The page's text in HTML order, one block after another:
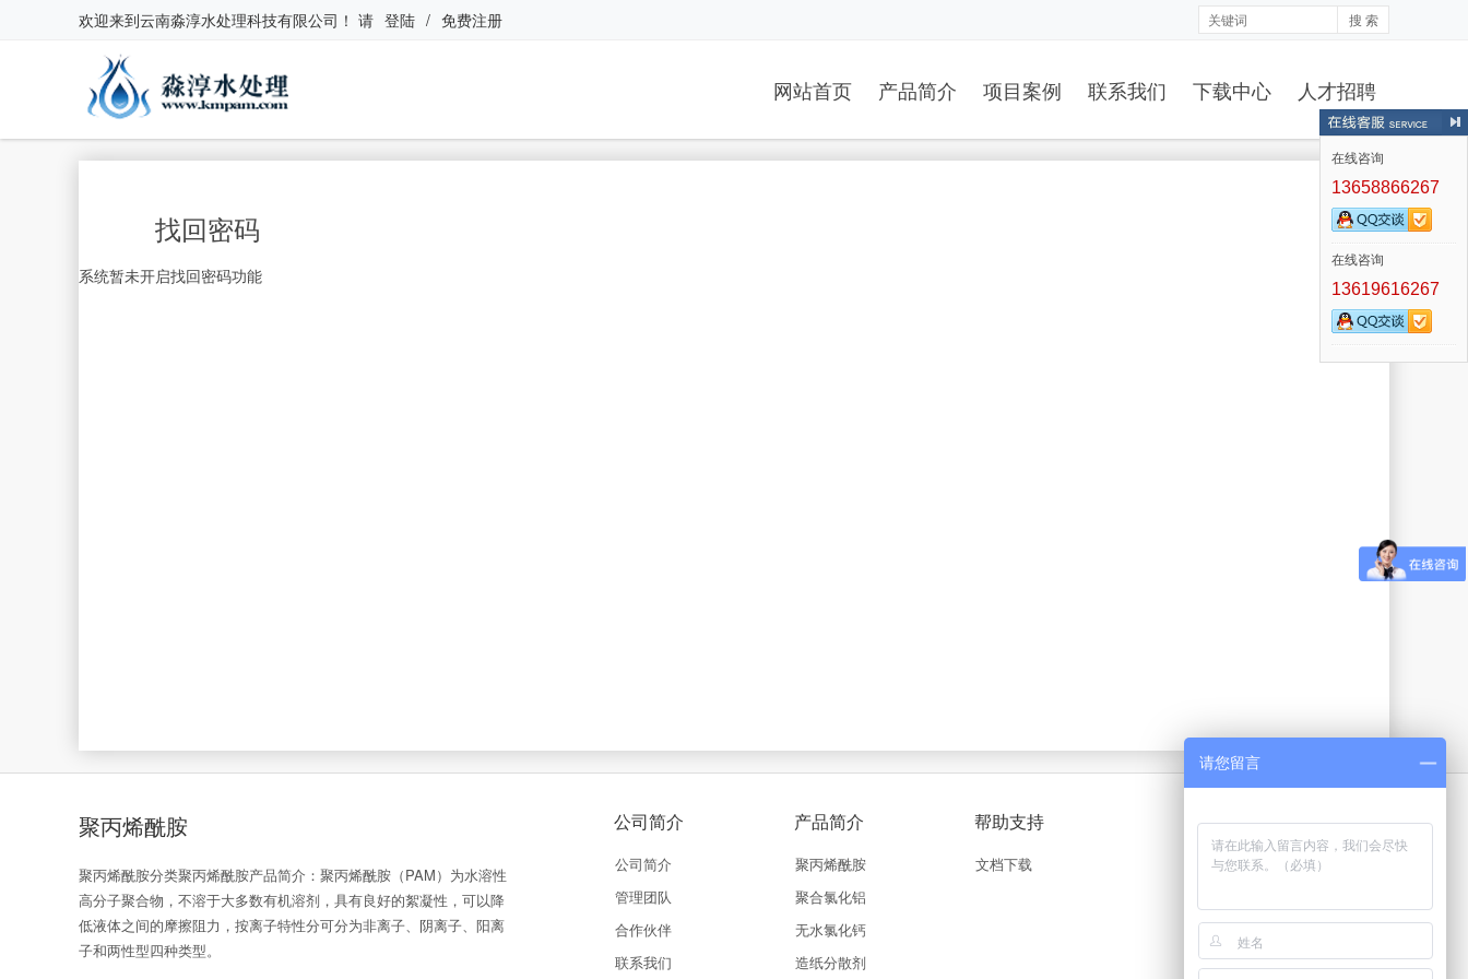
欢迎来到云南淼淳水处理科技有限公司 ！ 请 登陆 / 免费注册 搜 索
网站首页 产品简介 项目案例 联系我们 下载中心 人才招聘
找回密码
系统暂未开启找回密码功能
聚丙烯酰胺
聚丙烯酰胺分类聚丙烯酰胺产品简介：聚丙烯酰胺（PAM）为水溶性
高分子聚合物，不溶于大多数有机溶剂，具有良好的絮凝性，可以降
低液体之间的摩擦阻力，按离子特性分可分为非离子、阴离子、阳离
子和两性型四种类型。
公司简介
公司简介
管理团队
合作伙伴
联系我们
产品简介
聚丙烯酰胺
聚合氯化铝
无水氯化钙
造纸分散剂
帮助支持
文档下载
官方微信
在线咨询
13658866267
在线咨询
13619616267
请您留言